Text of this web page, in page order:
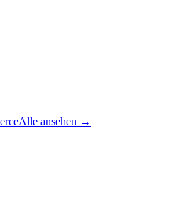
Alle ansehen →